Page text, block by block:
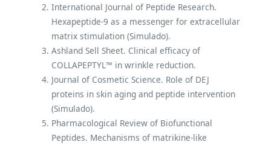
International Journal of Peptide Research.
Hexapeptide-9 as a messenger for extracellular
matrix stimulation (Simulado).
Ashland Sell Sheet. Clinical efficacy of
COLLAPEPTYL™ in wrinkle reduction.
Journal of Cosmetic Science. Role of DEJ
proteins in skin aging and peptide intervention
(Simulado).
Pharmacological Review of Biofunctional
Peptides. Mechanisms of matrikine-like